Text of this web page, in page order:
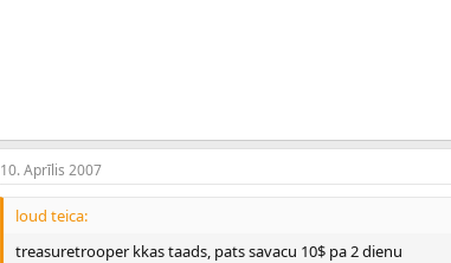
10. Aprīlis 2007
loud teica:
treasuretrooper kkas taads, pats savacu 10$ pa 2 dienu